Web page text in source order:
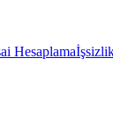
Hesaplama